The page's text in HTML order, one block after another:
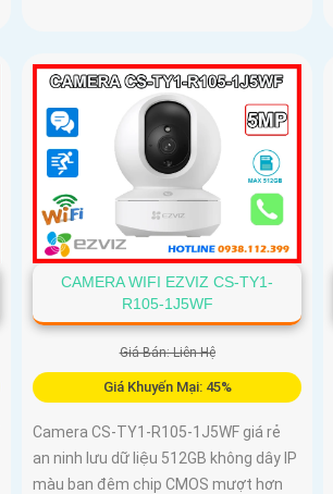
CAMERA WIFI EZVIZ CS-TY1-
R105-1J5WF
Giá Bán: Liên Hệ
Giá Khuyến Mại: 45%
Camera CS-TY1-R105-1J5WF giá rẻ
an ninh lưu dữ liệu 512GB không dây IP
màu ban đêm chip CMOS mượt hơn